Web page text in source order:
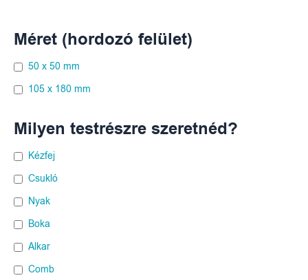
Méret (hordozó felület)
50 x 50 mm
105 x 180 mm
Milyen testrészre szeretnéd?
Kézfej
Csukló
Nyak
Boka
Alkar
Comb